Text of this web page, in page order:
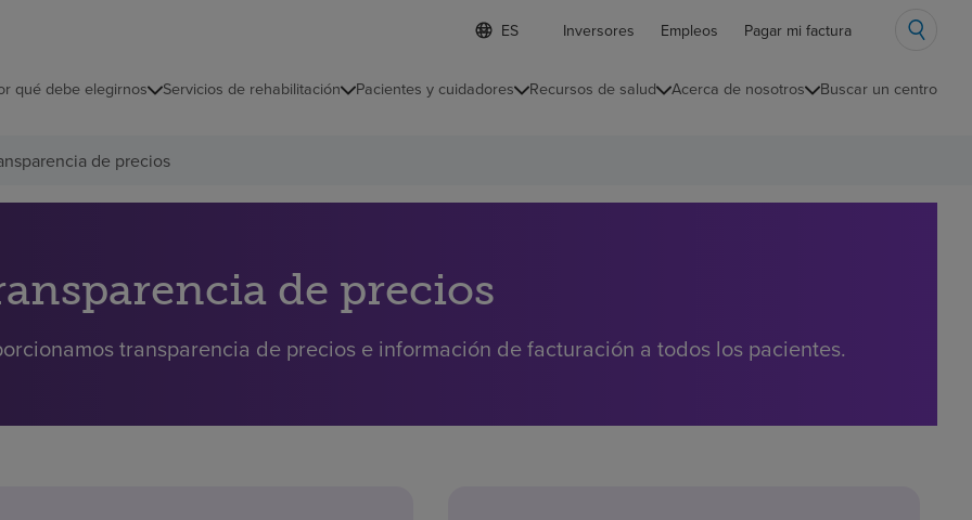
Lista
de
contraída
d
o
m
e
o
n
d
Inversores Empleos Pagar mi factura
qué debe elegirnos Servicios de rehabilitación Pacientes y cuidadores Recursos de salud Acerca de nosotros Buscar un centro
de precios
de precios
transparencia de precios e información de facturación a todos los pacientes.